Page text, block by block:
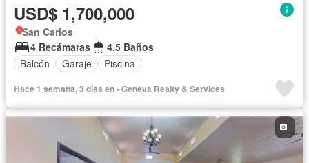
USD$ 1,700,000
San Carlos
4 Recámaras
4.5 Baños
Balcón
Garaje Piscina
Hace 1 semana, 3 días en - Geneva Realty & Services